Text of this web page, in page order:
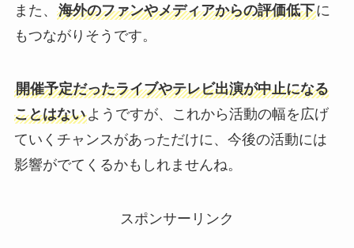
また、 海外のファンやメディアからの評価低下に
もつながりそうです。
開催予定だったライブやテレビ出演が中止になる
ことはないようですが、これから活動の幅を広げ
ていくチャンスがあっただけに、今後の活動には
影響がでてくるかもしれませんね。
スポンサーリンク